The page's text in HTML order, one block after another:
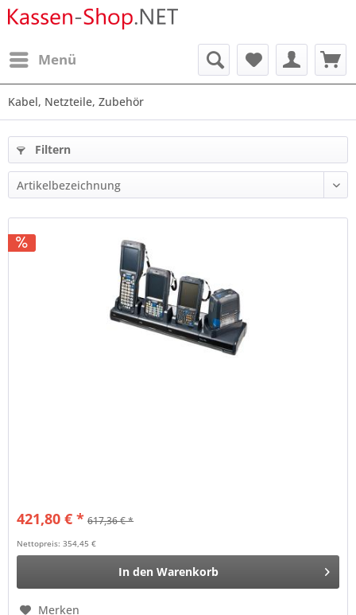
Menü
Kabel, Netzteile, Zubehör
Filtern
421,80 € * 617,36 € *
Nettopreis: 354,45 €
In den Warenkorb
Merken